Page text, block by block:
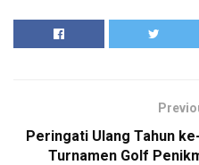
Peringati Ulang Tahun
Turnamen Golf